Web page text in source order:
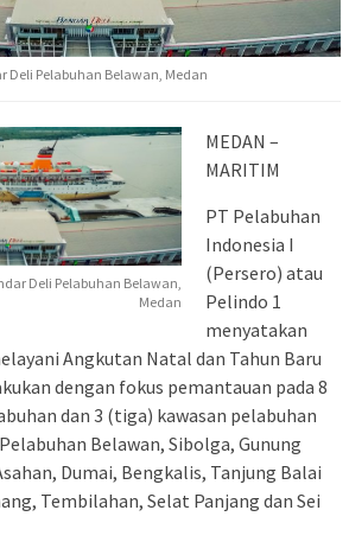
Deli Pelabuhan Belawan, Medan
Deli Pelabuhan Belawan,
Medan
MEDAN –
MARITIM
PT Pelabuhan
Indonesia I
(Persero) atau
Pelindo 1
menyatakan
Angkutan Natal dan Tahun Baru
dengan fokus pemantauan pada 8
dan 3 (tiga) kawasan pelabuhan
Belawan, Sibolga, Gunung
Dumai, Bengkalis, Tanjung Balai
Tembilahan, Selat Panjang dan Sei